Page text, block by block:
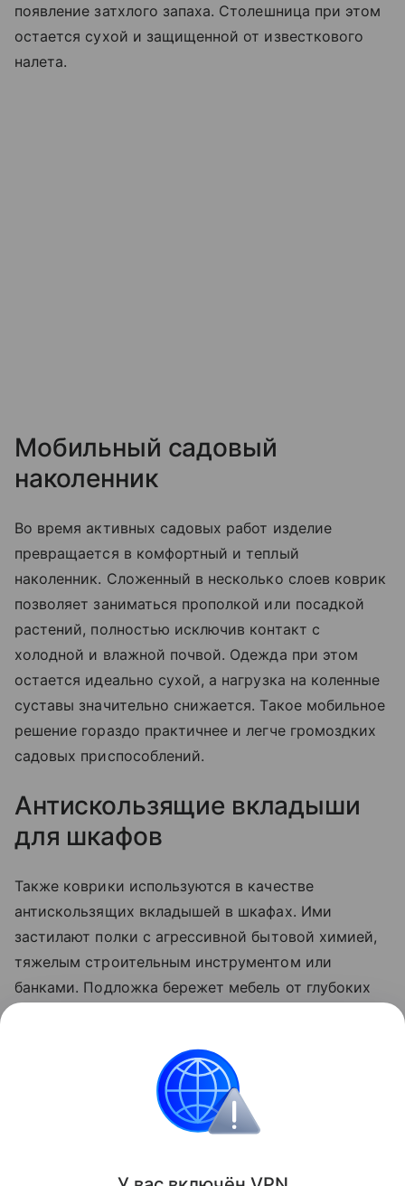
появление затхлого запаха. Столешница при этом
остается сухой и защищенной от известкового
налета.
Мобильный садовый
наколенник
Во время активных садовых работ изделие
превращается в комфортный и теплый
наколенник. Сложенный в несколько слоев коврик
позволяет заниматься прополкой или посадкой
растений, полностью исключив контакт с
холодной и влажной почвой. Одежда при этом
остается идеально сухой, а нагрузка на коленные
суставы значительно снижается. Такое мобильное
решение гораздо практичнее и легче громоздких
садовых приспособлений.
Антискользящие вкладыши
для шкафов
Также коврики используются в качестве
антискользящих вкладышей в шкафах. Ими
застилают полки с агрессивной бытовой химией,
тяжелым строительным инструментом или
банками. Подложка бережет мебель от глубоких
помыть отдельно, чем тратить время на полную
очистку всей тумбы или шкафа.